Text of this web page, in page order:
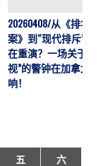
20260408/从《排华
案》到“现代排斥”历
在重演？一场关于“
视”的警钟在加拿大
响！
五 六